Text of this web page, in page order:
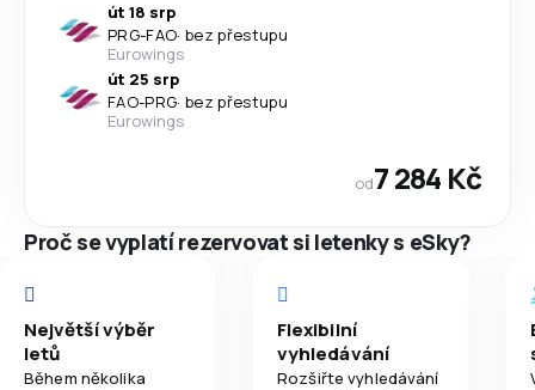
út 18 srp
PRG-FAO· bez přestupu
Eurowings
út 25 srp
FAO-PRG· bez přestupu
Eurowings
od7 284 Kč
Proč se vyplatí rezervovat si letenky s eSky?
Největší výběr
letů
Během několika
Flexibilní
vyhledávání
Rozšiřte vyhledávání